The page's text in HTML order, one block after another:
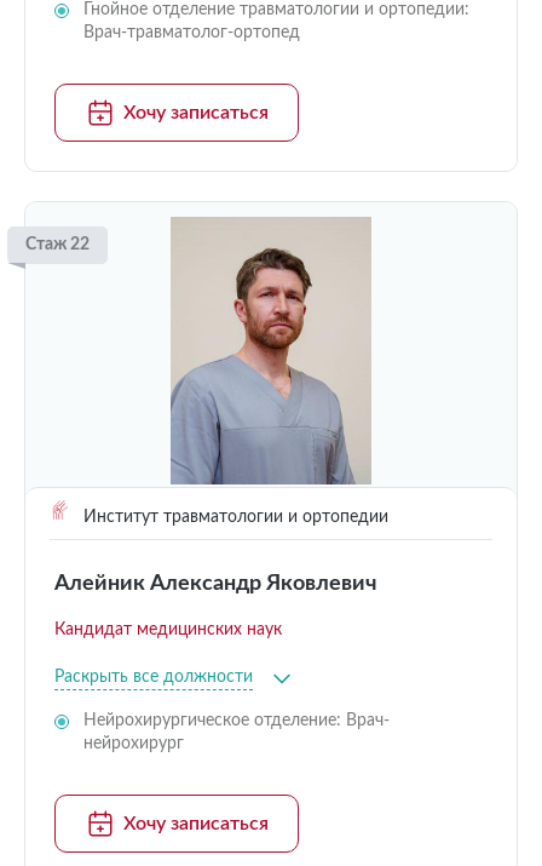
Гнойное отделение травматологии и ортопедии:
Врач-травматолог-ортопед
Хочу записаться
Стаж 22
Институт травматологии и ортопедии
Алейник Александр Яковлевич
Кандидат медицинских наук
Раскрыть все должности
Нейрохирургическое отделение: Врач-
нейрохирург
Хочу записаться